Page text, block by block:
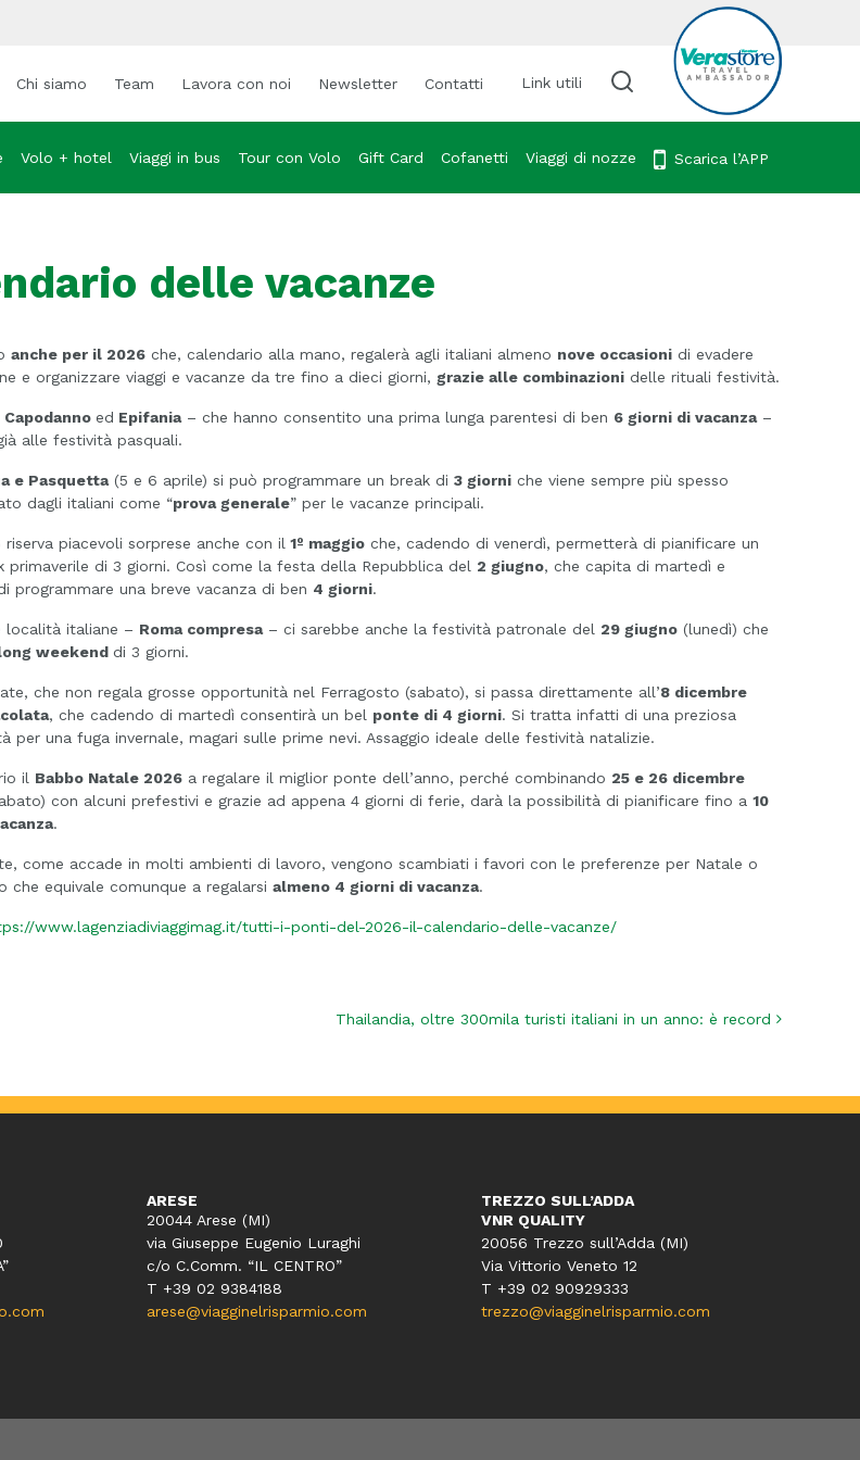
Chi siamo Team Lavora con noi Newsletter Contatti Link utili Cerca viaggio
Volo + hotel Viaggi in bus Tour con Volo Gift Card Cofanetti Viaggi di nozze Scarica l’APP
delle vacanze
anche per il 2026che, calendario alla mano, regalerà agli italiani almeno nove occasionidi evadere
e organizzare viaggi e vacanze da tre fino a dieci giorni, grazie alle combinazionidelle rituali festività.
Capodanno ed Epifania– che hanno consentito una prima lunga parentesi di ben 6 giorni di vacanza–
alle festività pasquali.
e Pasquetta(5 e 6 aprile) si può programmare un break di 3 giorniche viene sempre più spesso
dagli italiani come “prova generale” per le vacanze principali.
riserva piacevoli sorprese anche con il 1º maggioche, cadendo di venerdì, permetterà di pianificare un
primaverile di 3 giorni. Così come la festa della Repubblica del 2 giugno, che capita di martedì e
programmare una breve vacanza di ben 4 giorni.
località italiane – Roma compresa– ci sarebbe anche la festività patronale del 29 giugno(lunedì) che
weekend di 3 giorni.
che non regala grosse opportunità nel Ferragosto (sabato), si passa direttamente all’8 dicembre
, che cadendo di martedì consentirà un bel ponte di 4 giorni. Si tratta infatti di una preziosa
per una fuga invernale, magari sulle prime nevi. Assaggio ideale delle festività natalizie.
il Babbo Natale 2026a regalare il miglior ponte dell’anno, perché combinando 25 e 26 dicembre
con alcuni prefestivi e grazie ad appena 4 giorni di ferie, darà la possibilità di pianificare fino a 10
.
come accade in molti ambienti di lavoro, vengono scambiati i favori con le preferenze per Natale o
che equivale comunque a regalarsi almeno 4 giorni di vacanza.
www.lagenziadiviaggimag.it/tutti-i-ponti-del-2026-il-calendario-delle-vacanze/
Thailandia, oltre 300mila turisti italiani in un anno: è record
ARESE
20044 Arese (MI)
via Giuseppe Eugenio Luraghi
c/o C.Comm. “IL CENTRO”
T +39 02 9384188
arese@viagginelrisparmio.com
TREZZO SULL’ADDA
VNR QUALITY
20056 Trezzo sull’Adda (MI)
Via Vittorio Veneto 12
T +39 02 90929333
trezzo@viagginelrisparmio.com